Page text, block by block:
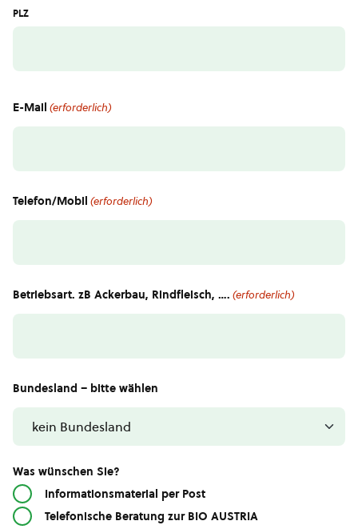
PLZ
E-Mail (erforderlich)
Telefon/Mobil (erforderlich)
Betriebsart. zB Ackerbau, Rindfleisch, …. (erforderlich)
Bundesland – bitte wählen
Was wünschen Sie?
Informationsmaterial per Post
Telefonische Beratung zur BIO AUSTRIA